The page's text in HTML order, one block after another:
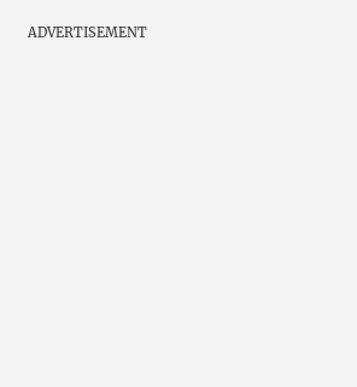
ADVERTISEMENT